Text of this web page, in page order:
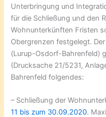
Unterbringung und
für die Schließung und den
Wohnunterkünften Fristen
Obergrenzen festgelegt.
(Lurup-Osdorf-Bahrenfeld)
(Drucksache 21/5231,
Bahrenfeld folgendes:
– Schließung der
11 bis zum 30.09.2020.